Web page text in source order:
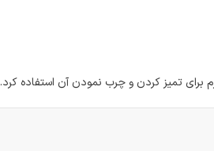
تمیز کردن و چرب نمودن آن استفاده کرد.